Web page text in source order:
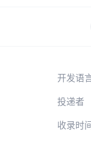
开发语
投递者
收录时